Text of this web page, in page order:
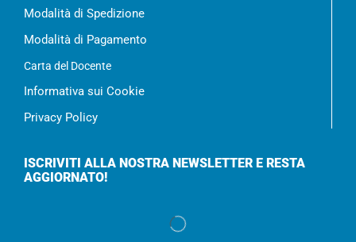
Modalità di Spedizione
Modalità di Pagamento
Carta del Docente
Informativa sui Cookie
Privacy Policy
ISCRIVITI ALLA NOSTRA NEWSLETTER E RESTA
AGGIORNATO!